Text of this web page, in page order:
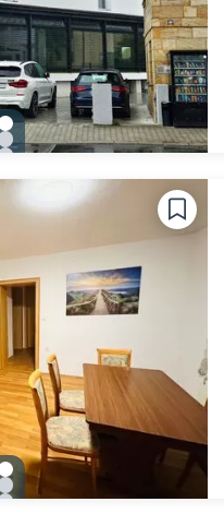
Zu Slide 1 wechseln
Zu Slide 2 wechseln
Zu Slide 4 wechseln
Zu Slide 5 wechseln
Zu Slide 6 wechseln
Zu Slide 1 wechseln
Zu Slide 2 wechseln